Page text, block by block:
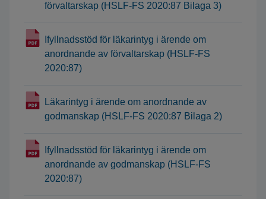
förvaltarskap (HSLF-FS 2020:87 Bilaga 3)
Ifyllnadsstöd för läkarintyg i ärende om
anordnande av förvaltarskap (HSLF-FS
2020:87)
Läkarintyg i ärende om anordnande av
godmanskap (HSLF-FS 2020:87 Bilaga 2)
Ifyllnadsstöd för läkarintyg i ärende om
anordnande av godmanskap (HSLF-FS
2020:87)